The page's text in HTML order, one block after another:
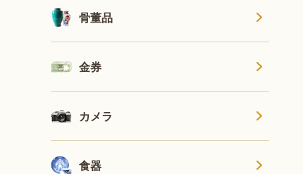
骨董品
金券
カメラ
食器